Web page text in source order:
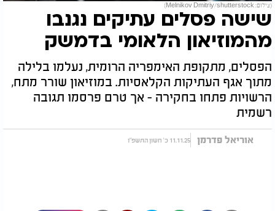
(צילום: Melnikov Dmitriy/shutterstock)
שישה פסלים עתיקים נגנבו
מהמוזיאון הלאומי בדמשק
הפסלים, מתקופת האימפריה הרומית, נעלמו בלילה
מתוך אגף העתיקות הקלאסיות. במוזיאון שורר מתח,
הרשויות פתחו בחקירה - אך טרם פרסמו תגובה
רשמית
אוריאל פדרמן 11.11.25 כ' חשון התשפ"ו